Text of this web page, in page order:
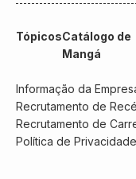
TópicosCatálogo de
Mangá
Informação da
Recrutamento de
Recrutamento de
Política de Privacidade